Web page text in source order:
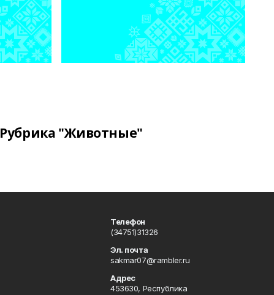
Рубрика "Животные"
Телефон
(34751)31326
Эл. почта
sakmar07@rambler.ru
Адрес
453630, Республика